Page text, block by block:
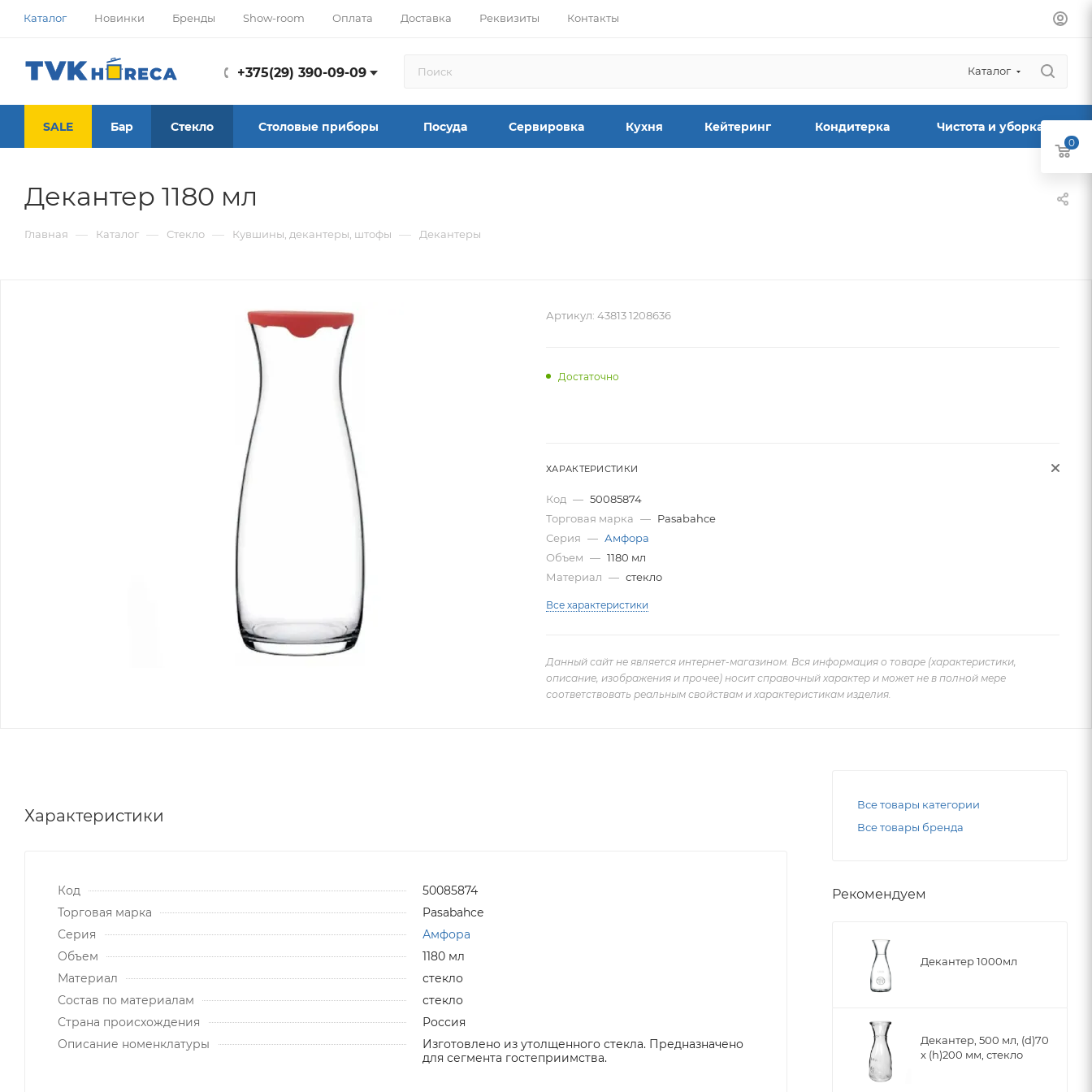
Каталог Новинки Бренды Show-room Оплата Доставка Реквизиты Контакты
+375(29) 390-09-09 Каталог
SALE Бар Стекло Столовые приборы Посуда Сервировка Кухня Кейтеринг Кондитерка Чистота и уборка
Декантер 1180 мл
Главная — Каталог — Стекло — Кувшины, декантеры, штофы — Декантеры
Артикул: 43813 1208636
Достаточно
ХАРАКТЕРИСТИКИ
Код — 50085874
Торговая марка — Pasabahce
Серия — Амфора
Объем — 1180 мл
Материал — стекло
Все характеристики
Данный сайт не является интернет-магазином. Вся информация о товаре (характеристики,
описание, изображения и прочее) носит справочный характер и может не в полной мере
соответствовать реальным свойствам и характеристикам изделия.
Характеристики
Код
50085874
Торговая марка
Pasabahce
Серия
Амфора
Объем
1180 мл
Материал
стекло
Состав по материалам
стекло
Страна происхождения
Россия
Описание номенклатуры
Изготовлено из утолщенного стекла. Предназначено
для сегмента гостеприимства.
Все товары категории
Все товары бренда
Рекомендуем
Декантер 1000мл
Декантер, 500 мл, (d)70
x (h)200 мм, стекло
0